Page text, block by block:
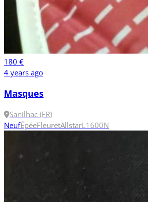
180 €
4 years ago
Masques
Sanilhac (FR)
NeufÉpéeFleuretAllstarL 1600N